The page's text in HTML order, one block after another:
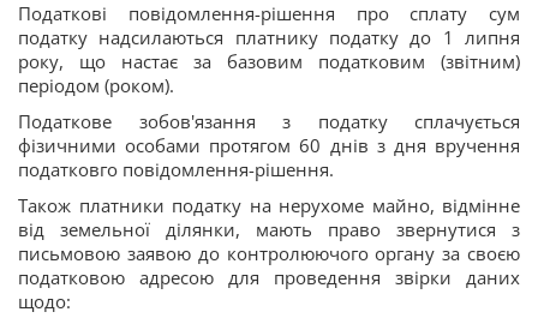
Податкові повідомлення-рішення про сплату сум
податку надсилаються платнику податку до 1 липня
року, що настає за базовим податковим (звітним)
періодом (роком).
Податкове зобов'язання з податку сплачується
фізичними особами протягом 60 днів з дня вручення
податковго повідомлення-рішення.
Також платники податку на нерухоме майно, відмінне
від земельної ділянки, мають право звернутися з
письмовою заявою до контролюючого органу за своєю
податковою адресою для проведення звірки даних
щодо: